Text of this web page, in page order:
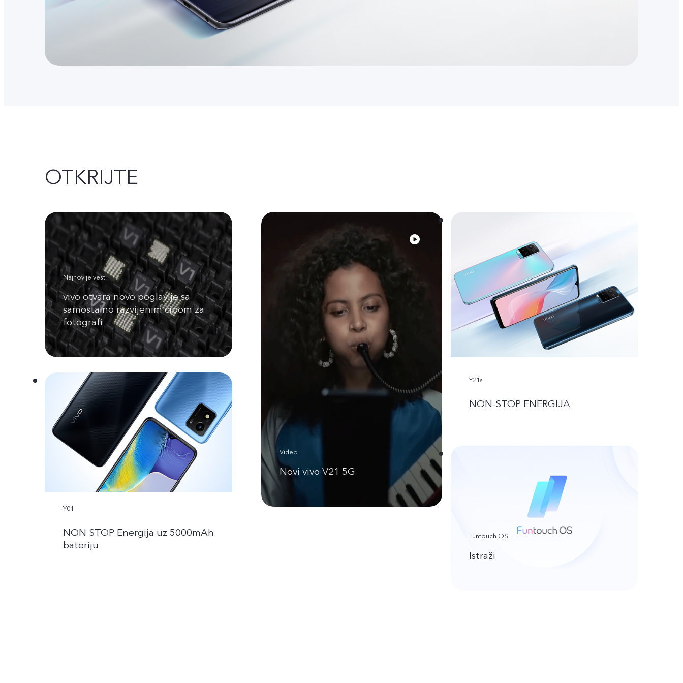
OTKRIJTE
Najnovije vesti
vivo otvara novo poglavlje sa
samostalno razvijenim čipom za
fotografi
Video
Novi vivo V21 5G
Y21s
NON-STOP ENERGIJA
Y01
NON STOP Energija uz 5000mAh
bateriju
Funtouch OS
Istraži